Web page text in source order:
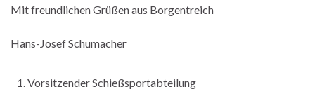
Mit freundlichen Grüßen aus Borgentreich
Hans-Josef Schumacher
Vorsitzender Schießsportabteilung